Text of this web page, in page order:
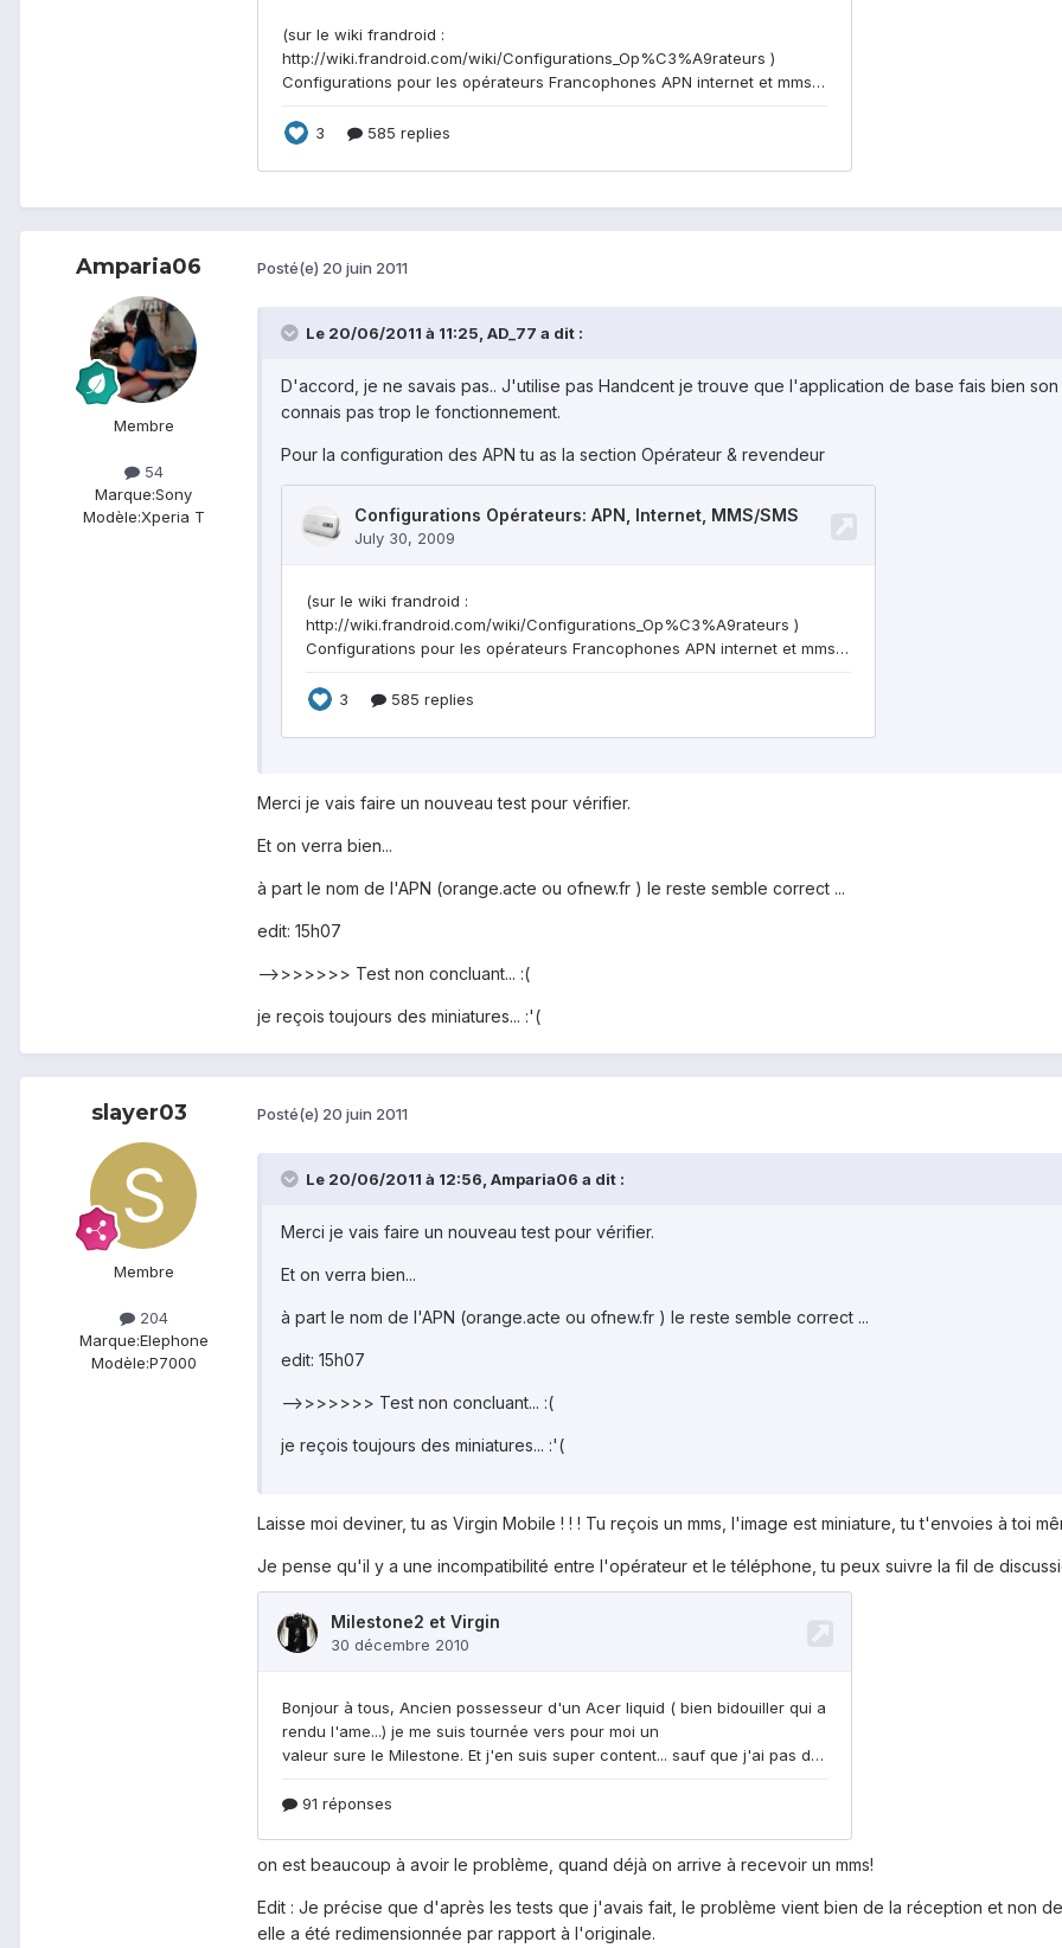
Amparia06
Membre
54
Marque:Sony
Modèle:Xperia T
Posté(e) 20 juin 2011
Le 20/06/2011 à 11:25, AD_77 a dit :
D'accord, je ne savais pas.. J'utilise pas Handcent je trouve que l'application de base fais bien
connais pas trop le fonctionnement.
Pour la configuration des APN tu as la section Opérateur & revendeur
Merci je vais faire un nouveau test pour vérifier.
Et on verra bien...
à part le nom de l'APN (orange.acte ou ofnew.fr ) le reste semble correct ...
edit: 15h07
-->>>>>>> Test non concluant... :(
je reçois toujours des miniatures... :'(
slayer03
Membre
204
Marque:Elephone
Modèle:P7000
Posté(e) 20 juin 2011
Le 20/06/2011 à 12:56, Amparia06 a dit :
Merci je vais faire un nouveau test pour vérifier.
Et on verra bien...
à part le nom de l'APN (orange.acte ou ofnew.fr ) le reste semble correct ...
edit: 15h07
-->>>>>>> Test non concluant... :(
je reçois toujours des miniatures... :'(
Laisse moi deviner, tu as Virgin Mobile ! ! ! Tu reçois un mms, l'image est miniature, tu t'envoies à toi
Je pense qu'il y a une incompatibilité entre l'opérateur et le téléphone, tu peux suivre la fil de
on est beaucoup à avoir le problème, quand déjà on arrive à recevoir un mms!
Edit : Je précise que d'après les tests que j'avais fait, le problème vient bien de la réception et non
elle a été redimensionnée par rapport à l'originale.